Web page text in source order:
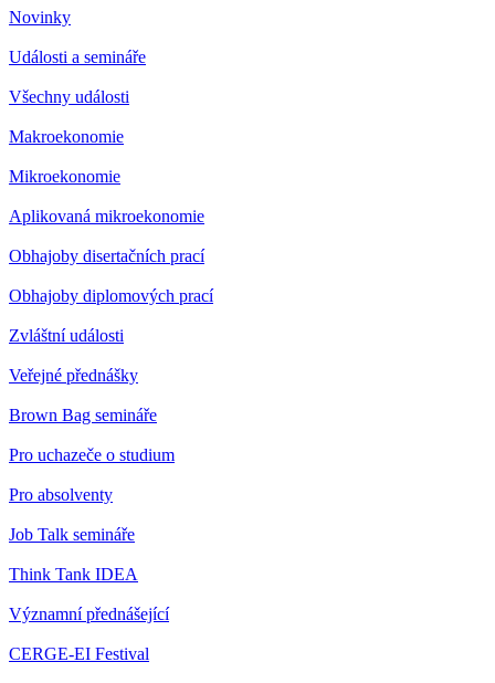
Novinky
Události a semináře
Všechny události
Makroekonomie
Mikroekonomie
Aplikovaná mikroekonomie
Obhajoby disertačních prací
Obhajoby diplomových prací
Zvláštní události
Veřejné přednášky
Brown Bag semináře
Pro uchazeče o studium
Pro absolventy
Job Talk semináře
Think Tank IDEA
Významní přednášející
CERGE-EI Festival